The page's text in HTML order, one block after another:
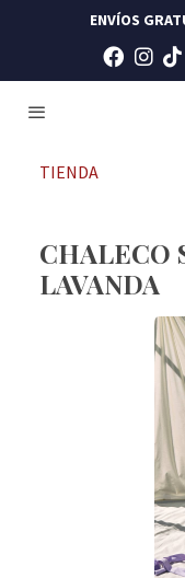
ENVÍOS
TIENDA
CHALECO
LAVANDA